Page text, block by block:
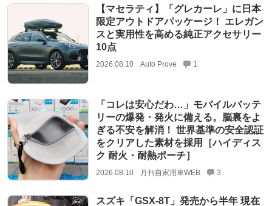
【マセラティ】「グレカーレ」に日本
限定アウトドアパッケージ！ エレガン
スと実用性を高める純正アクセサリー
10点
2026.08.10 Auto Prove 1
「コレは安心だわ…」モバイルバッテ
リーの爆発・発火に備える。脳裏をよ
ぎる不安を解消！ 世界基準の安全認証
をクリアした素材を採用［ハイディス
ク 耐火・耐熱ポーチ］
2026.08.10 月刊自家用車WEB 3
スズキ「GSX-8T」発売から半年 現在